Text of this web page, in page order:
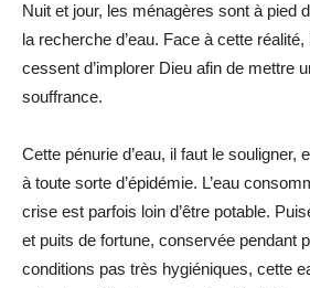
Nuit et jour, les ménagères sont à pied
la recherche d’eau. Face à cette
cessent d’implorer Dieu afin de mettre
souffrance.
Cette pénurie d’eau, il faut le souligner,
à toute sorte d’épidémie. L’eau
crise est parfois loin d’être potable.
et puits de fortune, conservée pendant
conditions pas très hygiéniques, cette